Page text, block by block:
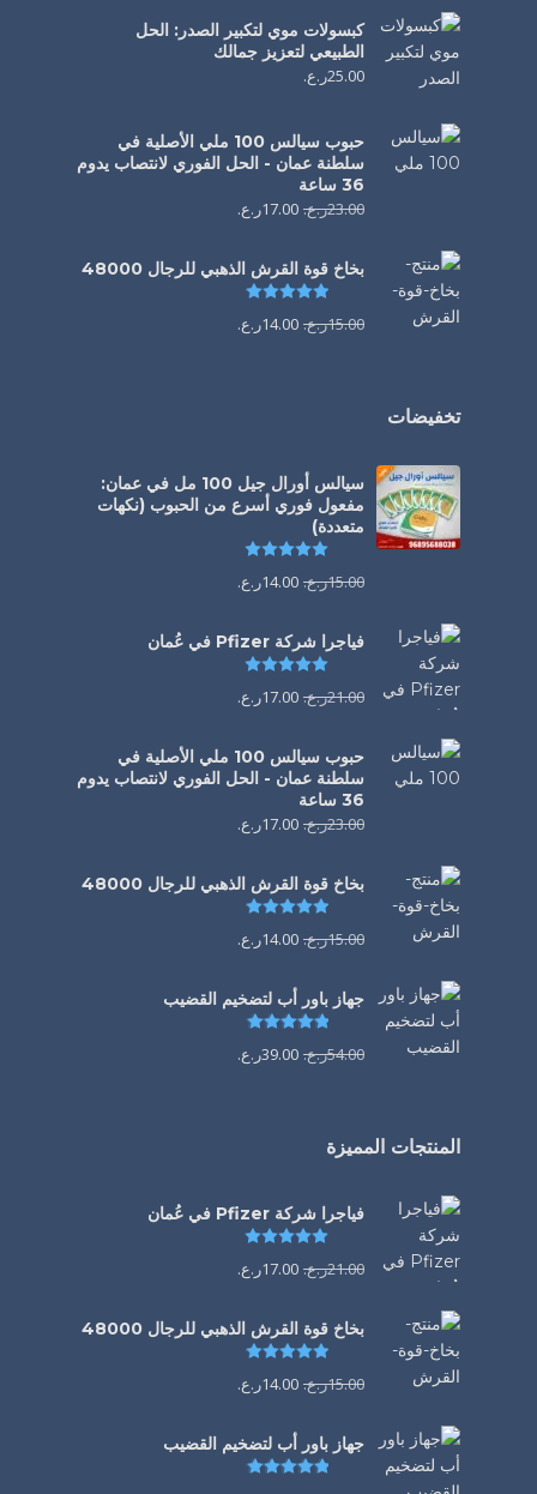
كبسولات موي لتكبير الصدر: الحل
الطبيعي لتعزيز جمالك
25.00ر.ع.
حبوب سيالس 100 ملي الأصلية في
سلطنة عمان - الحل الفوري لانتصاب يدوم
36 ساعة
23.00ر.ع. 17.00ر.ع.
بخاخ قوة القرش الذهبي للرجال 48000
تم التقييم
15.00ر.ع. 14.00ر.ع.
تخفيضات
سيالس أورال جيل 100 مل في عمان:
مفعول فوري أسرع من الحبوب (نكهات
متعددة)
15.00ر.ع. 14.00ر.ع.
فياجرا شركة Pfizer في عُمان
21.00ر.ع. 17.00ر.ع.
حبوب سيالس 100 ملي الأصلية في
سلطنة عمان - الحل الفوري لانتصاب يدوم
36 ساعة
23.00ر.ع. 17.00ر.ع.
بخاخ قوة القرش الذهبي للرجال 48000
تم التقييم
15.00ر.ع. 14.00ر.ع.
جهاز باور أب لتضخيم القضيب
تم التقييم
54.00ر.ع. 39.00ر.ع.
المنتجات المميزة
فياجرا شركة Pfizer في عُمان
21.00ر.ع. 17.00ر.ع.
بخاخ قوة القرش الذهبي للرجال 48000
تم التقييم
15.00ر.ع. 14.00ر.ع.
جهاز باور أب لتضخيم القضيب
تم التقييم